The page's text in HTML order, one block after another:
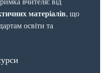
вчителя: від
матеріалів, що
освіти та